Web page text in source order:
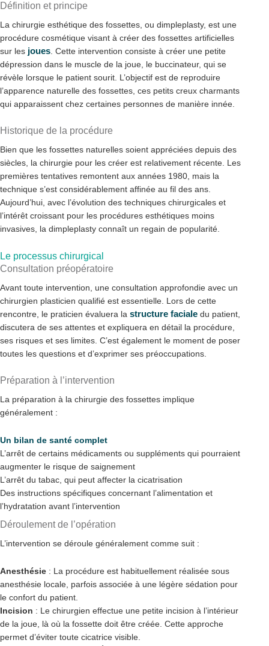
Définition et principe
La chirurgie esthétique des fossettes, ou dimpleplasty, est une
procédure cosmétique visant à créer des fossettes artificielles
sur les joues . Cette intervention consiste à créer une petite
dépression dans le muscle de la joue, le buccinateur, qui se
révèle lorsque le patient sourit. L’objectif est de reproduire
l’apparence naturelle des fossettes, ces petits creux charmants
qui apparaissent chez certaines personnes de manière innée.
Historique de la procédure
Bien que les fossettes naturelles soient appréciées depuis des
siècles, la chirurgie pour les créer est relativement récente. Les
premières tentatives remontent aux années 1980, mais la
technique s’est considérablement affinée au fil des ans.
Aujourd’hui, avec l’évolution des techniques chirurgicales et
l’intérêt croissant pour les procédures esthétiques moins
invasives, la dimpleplasty connaît un regain de popularité.
Le processus chirurgical
Consultation préopératoire
Avant toute intervention, une consultation approfondie avec un
chirurgien plasticien qualifié est essentielle. Lors de cette
rencontre, le praticien évaluera la structure faciale du patient,
discutera de ses attentes et expliquera en détail la procédure,
ses risques et ses limites. C’est également le moment de poser
toutes les questions et d’exprimer ses préoccupations.
Préparation à l’intervention
La préparation à la chirurgie des fossettes implique
généralement :
Un bilan de santé complet
L’arrêt de certains médicaments ou suppléments qui pourraient
augmenter le risque de saignement
L’arrêt du tabac, qui peut affecter la cicatrisation
Des instructions spécifiques concernant l’alimentation et
l’hydratation avant l’intervention
Déroulement de l’opération
L’intervention se déroule généralement comme suit :
Anesthésie : La procédure est habituellement réalisée sous
anesthésie locale, parfois associée à une légère sédation pour
le confort du patient.
Incision : Le chirurgien effectue une petite incision à l’intérieur
de la joue, là où la fossette doit être créée. Cette approche
permet d’éviter toute cicatrice visible.